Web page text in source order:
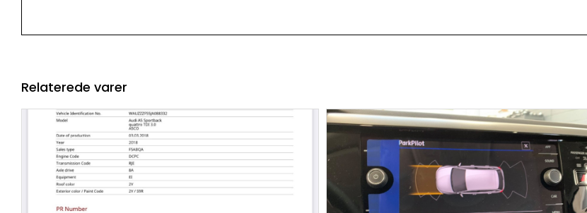
Relaterede varer